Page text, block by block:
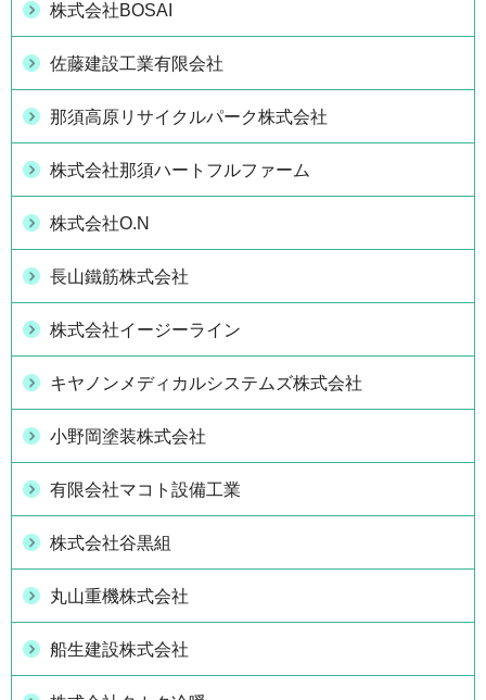
株式会社BOSAI
佐藤建設工業有限会社
那須高原リサイクルパーク株式会社
株式会社那須ハートフルファーム
株式会社O.N
長山鐵筋株式会社
株式会社イージーライン
キヤノンメディカルシステムズ株式会社
小野岡塗装株式会社
有限会社マコト設備工業
株式会社谷黒組
丸山重機株式会社
船生建設株式会社